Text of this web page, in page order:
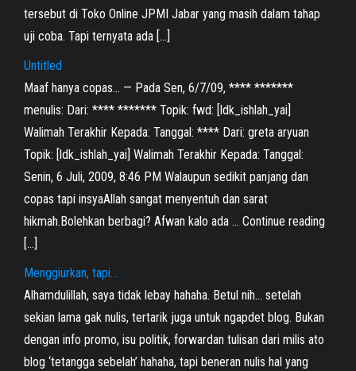
tersebut di Toko Online JPMI Jabar yang masih dalam tahap
uji coba. Tapi ternyata ada […]
Untitled
Maaf hanya copas… — Pada Sen, 6/7/09, **** *******
menulis: Dari: **** ******* Topik: fwd: [ldk_ishlah_yai]
Walimah Terakhir Kepada: Tanggal: **** Dari: greta aryuan
Topik: [ldk_ishlah_yai] Walimah Terakhir Kepada: Tanggal:
Senin, 6 Juli, 2009, 8:46 PM Walaupun sedikit panjang dan
copas tapi insyaAllah sangat menyentuh dan sarat
hikmah.Bolehkan berbagi? Afwan kalo ada … Continue reading
[…]
Menggiurkan, tapi…
Alhamdulillah, saya tidak lebay hahaha. Betul nih… setelah
sekian lama gak nulis, tertarik juga untuk ngapdet blog. Bukan
dengan info promo, isu politik, forwardan tulisan dari milis ato
blog ‘tetangga sebelah’ hahaha, tapi beneran nulis hal yang